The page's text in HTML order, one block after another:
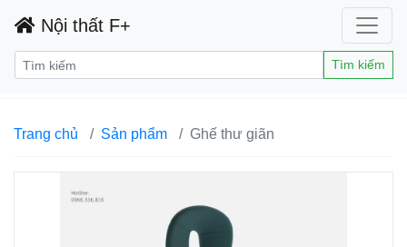
Nội thất F+
Tìm kiếm
Trang chủ Sản phẩm Ghế thư giãn